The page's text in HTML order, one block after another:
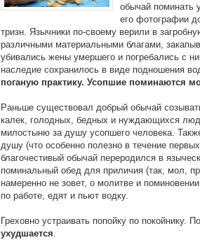
обычай поминать
его фотографии
тризн. Язычники по-своему верили в
различными материальными благами,
убивались жены умершего и погребались с
наследие сохранилось в виде подношения
поганую практику. Усопшие поминаются
Раньше существовал добрый обычай
калек, голодных, бедных и нуждающихся
милостыню за душу усопшего человека.
душу (что особенно полезно в течение
благочестивый обычай переродился в
поминальный обед для приличия (так, мол,
намеренно не зовет, о молитве и
по работе, едят и пьют водку.
Греховно устраивать попойку по покойнику.
ухудшается.